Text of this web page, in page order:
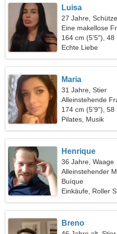
Luisa
27 Jahre, Schütze
Eine makellose
164 cm (5'5"), 48
Echte Liebe
Maria
31 Jahre, Stier
Alleinstehende
174 cm (5'9"), 58
Pilates, Musik
Henrique
36 Jahre, Waage
Alleinstehender
Buíque
Einkäufe, Roller
Breno